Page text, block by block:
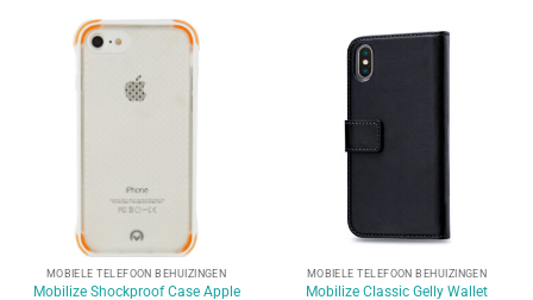
MOBIELE TELEFOON BEHUIZINGEN
Mobilize Shockproof Case Apple
MOBIELE TELEFOON BEHUIZINGEN
Mobilize Classic Gelly Wallet